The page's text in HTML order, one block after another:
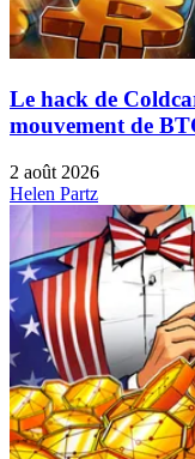
Le hack de
mouvement de
2 août 2026
Helen Partz